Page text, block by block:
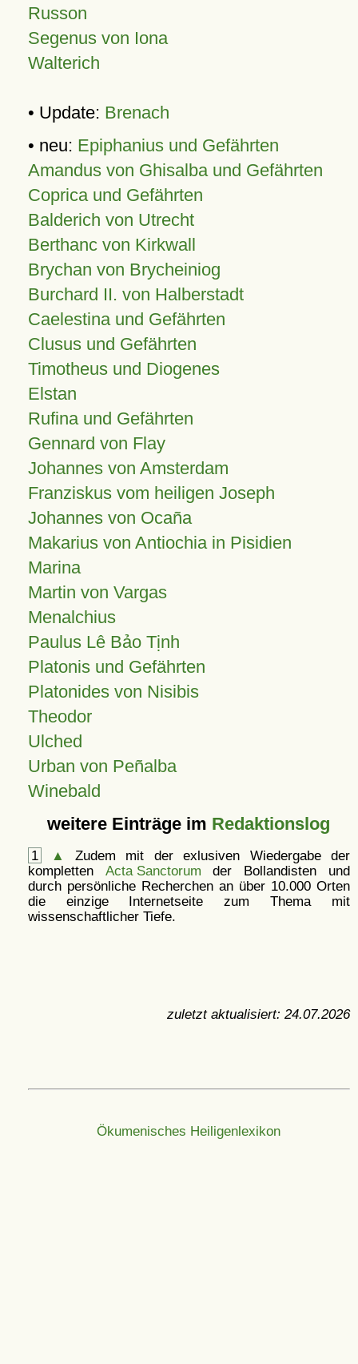
Russon
Segenus von Iona
Walterich
• Update: Brenach
• neu: Epiphanius und Gefährten
Amandus von Ghisalba und Gefährten
Coprica und Gefährten
Balderich von Utrecht
Berthanc von Kirkwall
Brychan von Brycheiniog
Burchard II. von Halberstadt
Caelestina und Gefährten
Clusus und Gefährten
Timotheus und Diogenes
Elstan
Rufina und Gefährten
Gennard von Flay
Johannes von Amsterdam
Franziskus vom heiligen Joseph
Johannes von Ocaña
Makarius von Antiochia in Pisidien
Marina
Martin von Vargas
Menalchius
Paulus Lê Bảo Tịnh
Platonis und Gefährten
Platonides von Nisibis
Theodor
Ulched
Urban von Peñalba
Winebald
weitere Einträge im Redaktionslog
1 ▲
Zudem mit der exlusiven Wiedergabe der
kompletten Acta Sanctorum der Bollandisten und
durch persönliche Recherchen an über 10.000 Orten
die einzige Internetseite zum Thema mit
wissenschaftlicher Tiefe.
zuletzt aktualisiert: 24.07.2026
Ökumenisches Heiligenlexikon